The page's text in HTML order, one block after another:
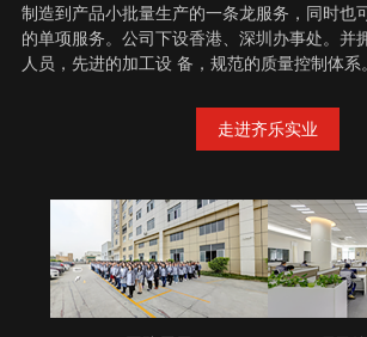
制造到产品小批量生产的一条龙服务，同时也
的单项服务。公司下设香港、深圳办事处。并
人员，先进的加工设 备，规范的质量控制体系。
走进齐乐实业